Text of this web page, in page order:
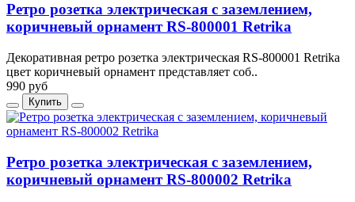
Ретро розетка электрическая с заземлением,
коричневый орнамент RS-800001 Retrika
Декоративная ретро розетка электрическая RS-800001 Retrika
цвет коричневый орнамент представляет соб..
990 руб
Купить
Ретро розетка электрическая с заземлением,
коричневый орнамент RS-800002 Retrika